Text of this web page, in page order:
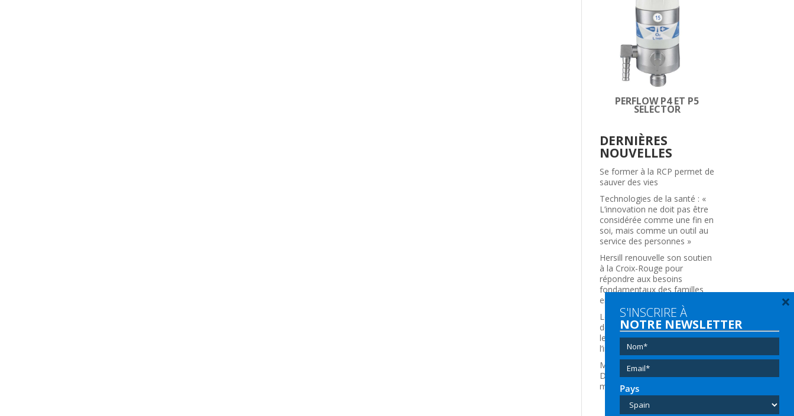
PERFLOW P4 ET P5
SELECTOR
DERNIÈRES
NOUVELLES
Se former à la RCP permet de
sauver des vies
Technologies de la santé : «
L’innovation ne doit pas être
considérée comme une fin en
soi, mais comme un outil au
service des personnes »
Hersill renouvelle son soutien
à la Croix-Rouge pour
répondre aux besoins
fondamentaux des familles
en situation de vulnérabilité
Les femmes dans le secteur
des technologies de la santé :
le talent qui stimule
l’innovation
Medical Fair Asia 2026 :
Découvrez les technologies
médicales de Hersill
S'INSCRIRE À
NOTRE NEWSLETTER
Pays
×